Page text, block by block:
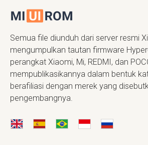
Semua file diunduh dari server resmi
mengumpulkan tautan firmware
perangkat Xiaomi, Mi, REDMI, dan
mempublikasikannya dalam bentuk
berafiliasi dengan merek yang
pengembangnya.